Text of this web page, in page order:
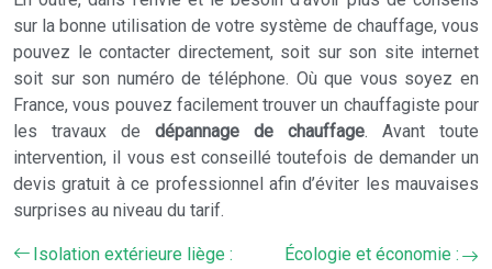
sur la bonne utilisation de votre système de chauffage, vous
pouvez le contacter directement, soit sur son site internet
soit sur son numéro de téléphone. Où que vous soyez en
France, vous pouvez facilement trouver un chauffagiste pour
les travaux de dépannage de chauffage. Avant toute
intervention, il vous est conseillé toutefois de demander un
devis gratuit à ce professionnel afin d’éviter les mauvaises
surprises au niveau du tarif.
Isolation extérieure liège :
Écologie et économie :